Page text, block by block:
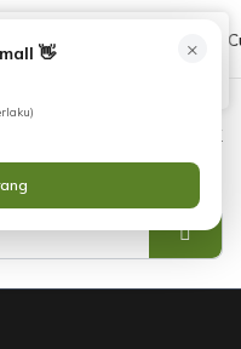
08551688000
Masuk
×
👋
Katalog
Kami